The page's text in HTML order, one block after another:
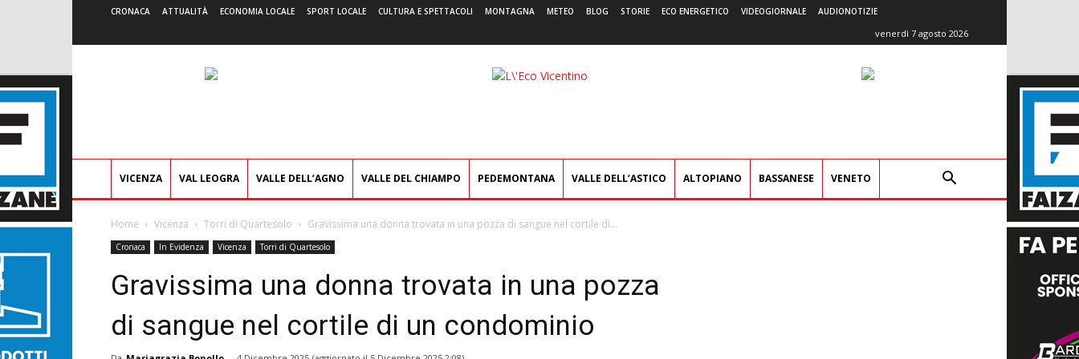
CRONACA ATTUALITÀ ECONOMIA LOCALE SPORT LOCALE CULTURA E SPETTACOLI MONTAGNA METEO BLOG STORIE ECO ENERGETICO VIDEOGIORNALE AUDIONOTIZIE
venerdì 7 agosto 2026
L'Eco
VICENZA VAL LEOGRA VALLE DELL’AGNO VALLE DEL CHIAMPO PEDEMONTANA VALLE DELL’ASTICO ALTOPIANO BASSANESE VENETO
Home Vicenza Torri di Quartesolo Gravissima una donna trovata in una pozza di sangue nel cortile di...
Cronaca In Evidenza Vicenza Torri di Quartesolo
Gravissima una donna trovata in una pozza
di sangue nel cortile di un condominio